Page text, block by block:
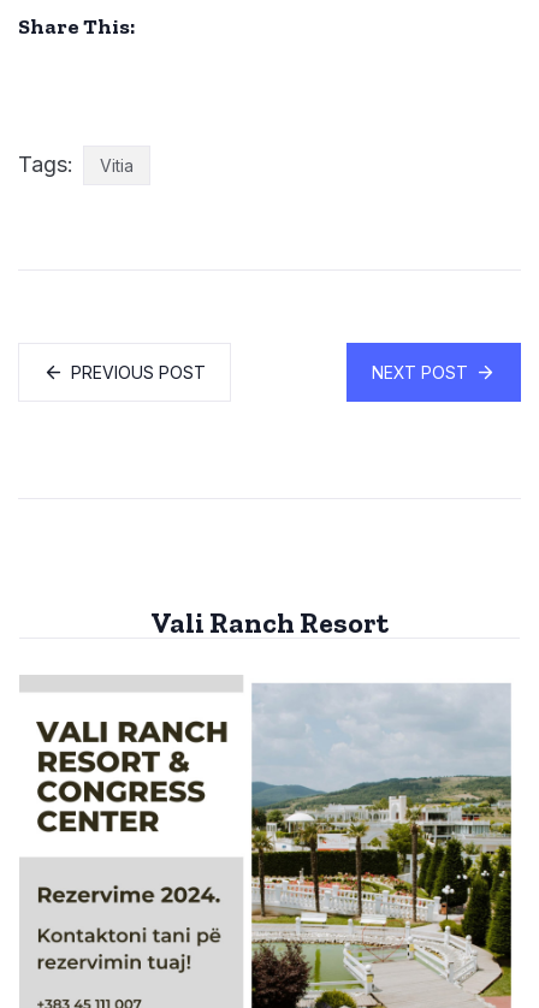
Share This:
Tags: Vitia
PREVIOUS POST NEXT POST
Vali Ranch Resort